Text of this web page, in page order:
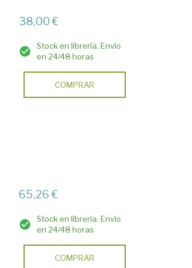
38,00 €
Stock en librería. Envío
en 24/48 horas
COMPRAR
65,26 €
Stock en librería. Envío
en 24/48 horas
COMPRAR